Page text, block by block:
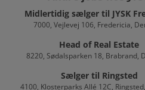
Midlertidig sælger til JYSK
7000, Vejlevej 106, Fredericia,
Head of Real Estate
8220, Sødalsparken 18, Brabrand,
Sælger til Ringsted
4100, Klosterparks Allé 12C,